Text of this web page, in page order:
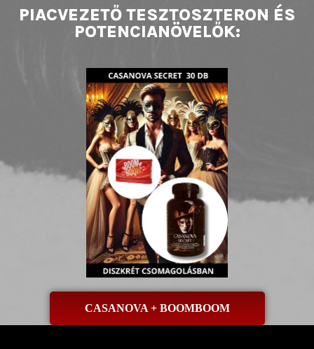
PIACVEZETŐ TESZTOSZTERON ÉS
POTENCIANÖVELŐK:
CASANOVA + BOOMBOOM